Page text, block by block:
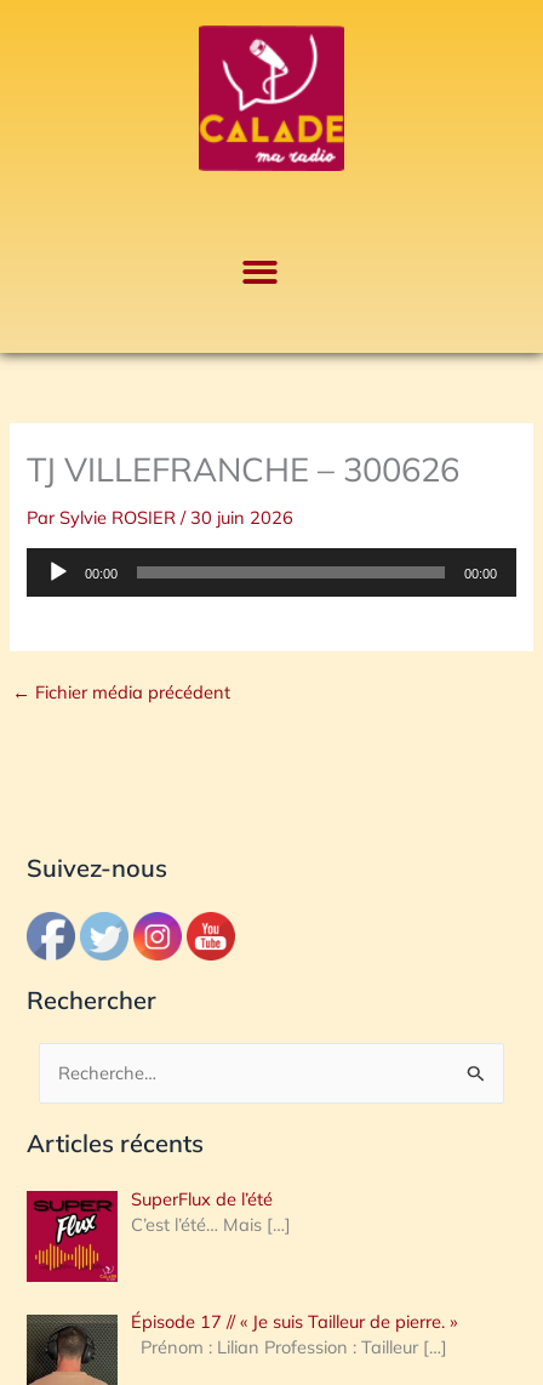
TJ VILLEFRANCHE – 300626
ParSylvie ROSIER/ 30 juin 2026
Lecteur
00:00 00:00
← Fichier média précédent
Suivez-nous
Rechercher
c
e
r
c
h
e
Articles récents
SuperFlux de l’été
C’est l’été… Mais […]
Épisode 17 // « Je suis Tailleur de pierre. »
Prénom : Lilian Profession : Tailleur […]